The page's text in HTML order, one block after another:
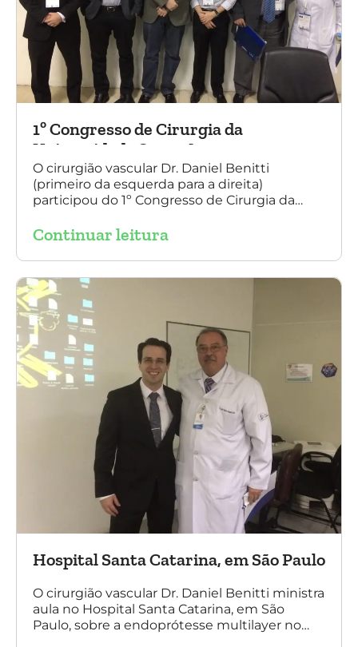
1º Congresso de Cirurgia da
Universidade Santo Amaro
O cirurgião vascular Dr. Daniel Benitti
(primeiro da esquerda para a direita)
participou do 1º Congresso de Cirurgia da
de cirurgia endovascular. O evento também
Amato e do Dr. Adnam Neser.
Continuar leitura
Hospital Santa Catarina, em São Paulo
O cirurgião vascular Dr. Daniel Benitti ministra
aula no Hospital Santa Catarina, em São
Paulo, sobre a endoprótesse multilayer no